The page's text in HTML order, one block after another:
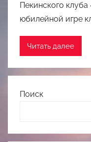
Пекинского клуба
юбилейной игре
Читать далее
Поиск